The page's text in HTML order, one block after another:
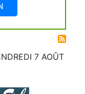
7 AOÛT